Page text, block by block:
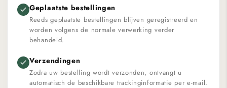
Geplaatste bestellingen
Reeds geplaatste bestellingen blijven geregistreerd en
worden volgens de normale verwerking verder
behandeld.
Verzendingen
Zodra uw bestelling wordt verzonden, ontvangt u
automatisch de beschikbare trackinginformatie per e-mail.